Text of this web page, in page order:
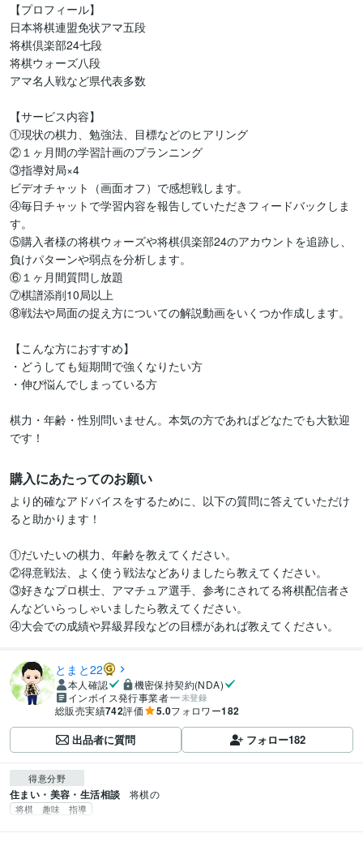
【プロフィール】
日本将棋連盟免状アマ五段
将棋倶楽部24七段
将棋ウォーズ八段
アマ名人戦など県代表多数
【サービス内容】
①現状の棋力、勉強法、目標などのヒアリング
②１ヶ月間の学習計画のプランニング
③指導対局×4
ビデオチャット（画面オフ）で感想戦します。
④毎日チャットで学習内容を報告していただきフィードバックしま
す。
⑤購入者様の将棋ウォーズや将棋倶楽部24のアカウントを追跡し、
負けパターンや弱点を分析します。
⑥１ヶ月間質問し放題
⑦棋譜添削10局以上
⑧戦法や局面の捉え方についての解説動画をいくつか作成します。
【こんな方におすすめ】
・どうしても短期間で強くなりたい方
・伸び悩んでしまっている方
棋力・年齢・性別問いません。本気の方であればどなたでも大歓迎
購入にあたってのお願い
より的確なアドバイスをするために、以下の質問に答えていただけ
ると助かります！
①だいたいの棋力、年齢を教えてください。
②得意戦法、よく使う戦法などありましたら教えてください。
③好きなプロ棋士、アマチュア選手、参考にされてる将棋配信者さ
んなどいらっしゃいましたら教えてください。
④大会での成績や昇級昇段などの目標があれば教えてください。
とまと22
本人確認
機密保持契約(NDA)
インボイス発行事業者
未登録
総販売実績742評価 5.0フォロワー182
出品者に質問 フォロー182
得意分野
住まい・美容・生活相談 将棋の
将棋 趣味 指導